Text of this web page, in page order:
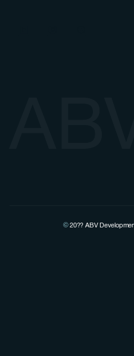
© 20?? ABV